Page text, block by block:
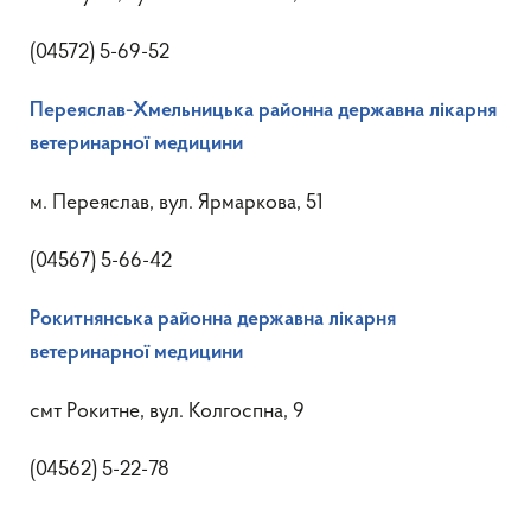
(04572) 5-69-52
Переяслав-Хмельницька районна державна лікарня
ветеринарної медицини
м. Переяслав, вул. Ярмаркова, 51
(04567) 5-66-42
Рокитнянська районна державна лікарня
ветеринарної медицини
смт Рокитне, вул. Колгоспна, 9
(04562) 5-22-78